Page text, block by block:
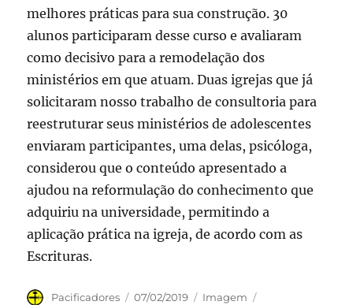
melhores práticas para sua construção. 30
alunos participaram desse curso e avaliaram
como decisivo para a remodelação dos
ministérios em que atuam. Duas igrejas que já
solicitaram nosso trabalho de consultoria para
reestruturar seus ministérios de adolescentes
enviaram participantes, uma delas, psicóloga,
considerou que o conteúdo apresentado a
ajudou na reformulação do conhecimento que
adquiriu na universidade, permitindo a
aplicação prática na igreja, de acordo com as
Escrituras.
Autor
Pacificadores
Publicado
07/02/2019 Formato
Imagem